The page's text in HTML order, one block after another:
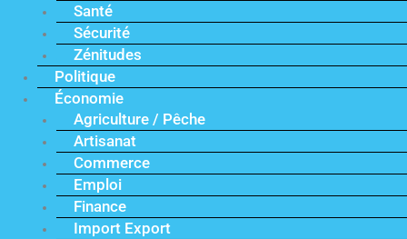
Santé
Sécurité
Zénitudes
Politique
Économie
Agriculture / Pêche
Artisanat
Commerce
Emploi
Finance
Import Export